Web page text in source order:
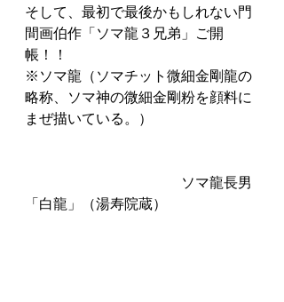
そして、最初で最後かもしれない門
間画伯作「ソマ龍３兄弟」ご開
帳！！
※ソマ龍（ソマチット微細金剛龍の
略称、ソマ神の微細金剛粉を顔料に
まぜ描いている。）
ソマ龍長男
「白龍」（湯寿院蔵）